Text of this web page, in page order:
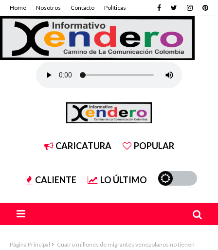
Home Nosotros Contacto Políticas
CARICATURA POPULAR
CALIENTE LO ÚLTIMO
Página Principal
Cuatro millones de migrantes venezolanos no tienen